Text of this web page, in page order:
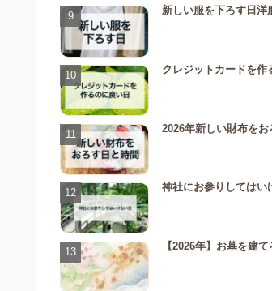
新しい服を下ろす日洋
クレジットカードを作
2026年新しい財布を
神社にお参りしてはい
【2026年】お墓を建